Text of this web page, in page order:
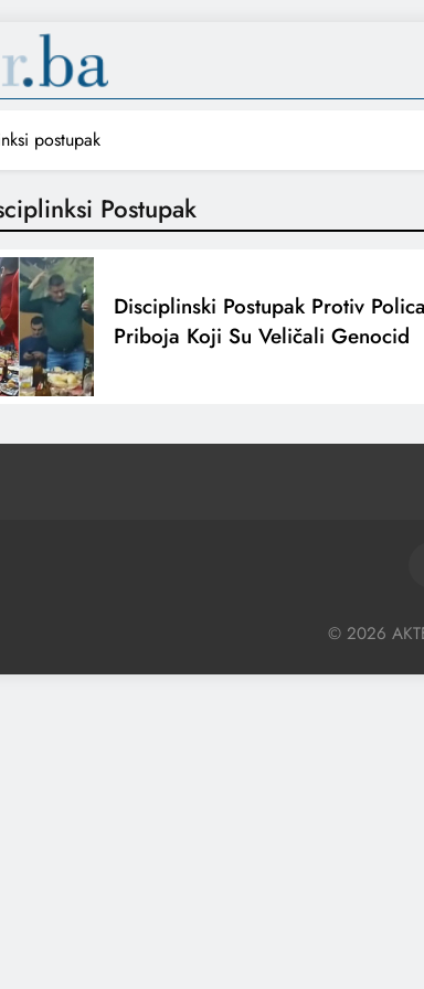
postupak
Postupak
Disciplinski Postupak Protiv
Priboja Koji Su Veličali Genocid
© 2026